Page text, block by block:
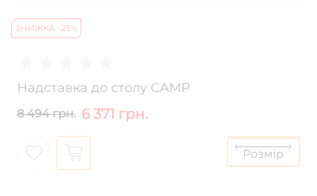
ЗНИЖКА -25%
Надставка до столу CAMP
8 494 грн. 6 371 грн.